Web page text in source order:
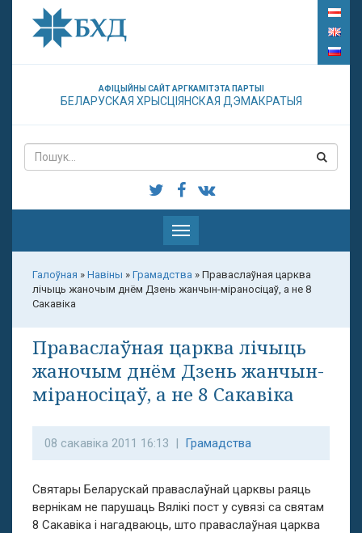
АФІЦЫЙНЫ САЙТ АРГКАМІТЭТА ПАРТЫІ
БЕЛАРУСКАЯ ХРЫСЦІЯНСКАЯ ДЭМАКРАТЫЯ
Паказаць
меню
Галоўная » Навіны » Грамадства » Праваслаўная царква
лічыць жаночым днём Дзень жанчын-міраносіцаў, а не 8
Сакавіка
Праваслаўная царква лічыць
жаночым днём Дзень жанчын-
міраносіцаў, а не 8 Сакавіка
08 сакавіка 2011 16:13 | Грамадства
Святары Беларускай праваслаўнай царквы раяць
вернікам не парушаць Вялікі пост у сувязі са святам
8 Сакавіка і нагадваюць, што праваслаўная царква